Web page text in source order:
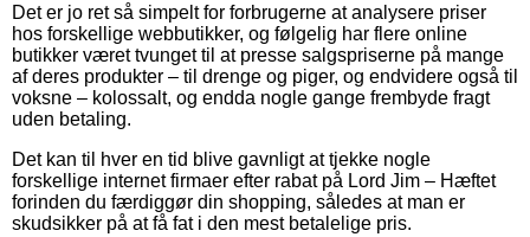
Det er jo ret så simpelt for forbrugerne at analysere priser
hos forskellige webbutikker, og følgelig har flere online
butikker været tvunget til at presse salgspriserne på mange
af deres produkter – til drenge og piger, og endvidere også til
voksne – kolossalt, og endda nogle gange frembyde fragt
uden betaling.
Det kan til hver en tid blive gavnligt at tjekke nogle
forskellige internet firmaer efter rabat på Lord Jim – Hæftet
forinden du færdiggør din shopping, således at man er
skudsikker på at få fat i den mest betalelige pris.